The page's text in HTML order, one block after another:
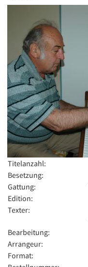
Titelanzahl:
Besetzung:
Gattung:
Edition:
Texter:
Bearbeitung:
Arrangeur:
Format: